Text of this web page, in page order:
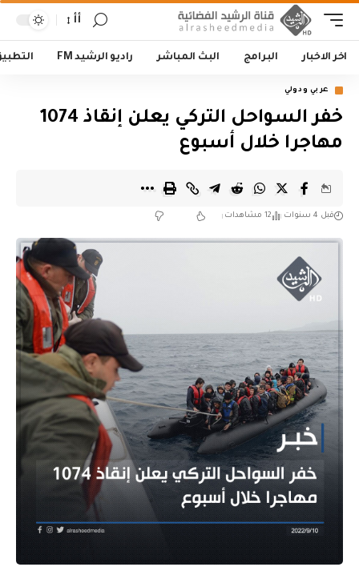
أأ
اخر الاخبار البرامج البث المباشر راديو الرشيد FM
عربي ودولي
خفر السواحل التركي يعلن إنقاذ 1074
مهاجرا خلال أسبوع
قبل 4 سنوات 12 مشاهدات